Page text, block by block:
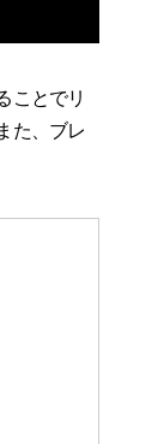
ことでリ
た、ブレ